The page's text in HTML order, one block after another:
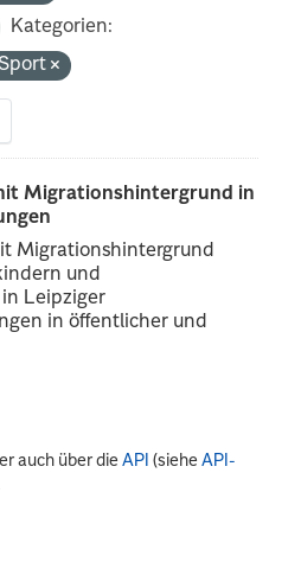
Kategorien:
Migrationshintergrund in
Migrationshintergrund
und
Leipziger
in öffentlicher und
auch über dieAPI (sieheAPI-